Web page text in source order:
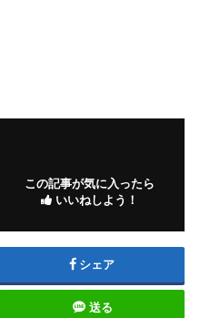
この記事が気に入ったら
いいねしよう！
シェア
送る